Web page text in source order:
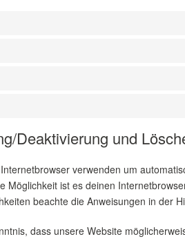
Deaktivierung und
verwenden um
Möglichkeit ist es deinen
beachte die Anweisungen in der
dass unsere Website